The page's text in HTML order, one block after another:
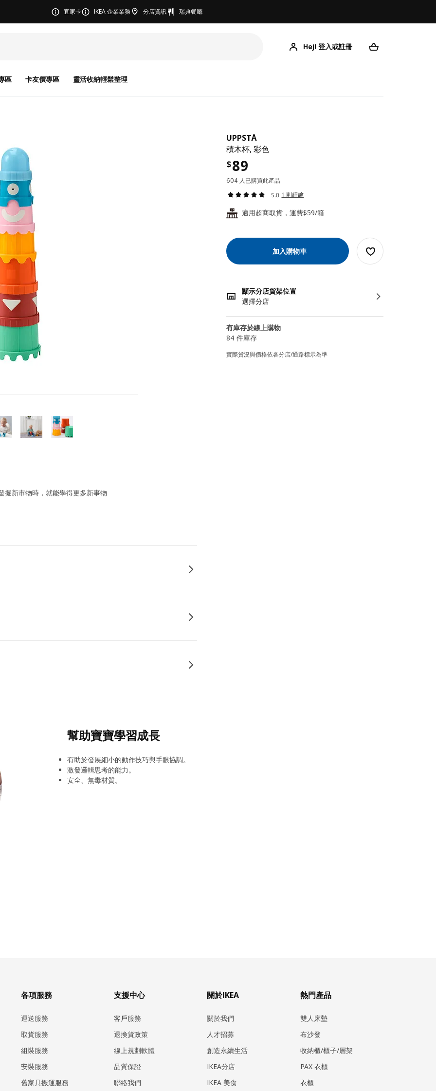
宜家卡 IKEA 企業業務 分店資訊 瑞典餐廳
Hej! 登入或註冊
區 卡友價專區 靈活收納輕鬆整理
UPPSTÅ
積木杯, 彩色
$89
604 人已購買此產品
5.0 1 則評論
24 適用超商取貨，運費$59/箱
加入購物車
顯示分店貨架位置
選擇分店
有庫存於線上購物
84 件庫存
實際貨況與價格依各分店/通路標示為準
掘新市物時，就能學得更多新事物
幫助寶寶學習成長
有助於發展細小的動作技巧與手眼協調。
激發邏輯思考的能力。
安全、無毒材質。
各項服務
運送服務
取貨服務
組裝服務
安裝服務
​舊家具搬運服務
支援中心
客戶服務
退換貨政策
線上規劃軟體
品質保證
聯絡我們
關於IKEA
關於我們
人才招募
創造永續生活
IKEA分店
IKEA 美食
熱門產品
雙人床墊
布沙發
收納櫃/櫃子/層架
PAX 衣櫃
衣櫃